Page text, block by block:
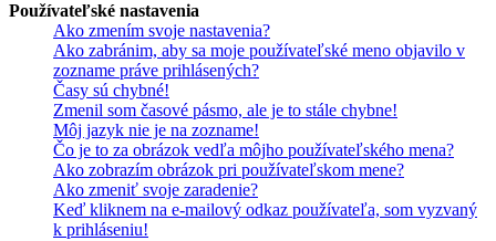
Používateľské nastavenia
Ako zmením svoje nastavenia?
Ako zabránim, aby sa moje používateľské meno objavilo v
zozname práve prihlásených?
Časy sú chybné!
Zmenil som časové pásmo, ale je to stále chybne!
Môj jazyk nie je na zozname!
Čo je to za obrázok vedľa môjho používateľského mena?
Ako zobrazím obrázok pri používateľskom mene?
Ako zmeniť svoje zaradenie?
Keď kliknem na e-mailový odkaz používateľa, som vyzvaný
k prihláseniu!